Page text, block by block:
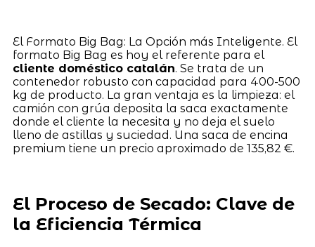
El Formato Big Bag: La Opción más Inteligente. El
formato Big Bag es hoy el referente para el
cliente doméstico catalán. Se trata de un
contenedor robusto con capacidad para 400-500
kg de producto. La gran ventaja es la limpieza: el
camión con grúa deposita la saca exactamente
donde el cliente la necesita y no deja el suelo
lleno de astillas y suciedad. Una saca de encina
premium tiene un precio aproximado de 135,82 €.
El Proceso de Secado: Clave de
la Eficiencia Térmica